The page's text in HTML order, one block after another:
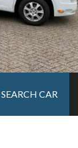
SEARCH CAR